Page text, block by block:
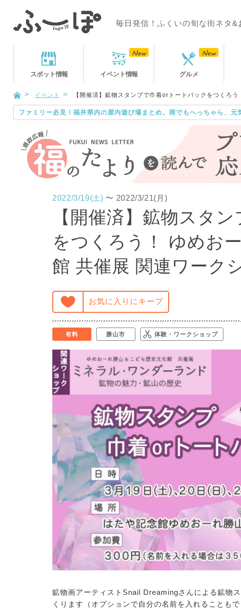
毎日発信！ふくいの旬な街ネタ&
スポット情報 イベント情報 グルメ
イベント 【開催済】鉱物スタンプで巾着orトートバックをつくろ
ファミリー必見！福井県内の屋内遊び場まとめ。雨でもへっちゃら、元
2022/3/19(土) 〜 2022/3/21(月)
【開催済】鉱物スタ
をつくろう！ ゆめお
館 共催展 関連ワーク
お気に入りにキープ
有料 勝山市 体験・ワークショップ
鉱物画アーティストSnail Dreamingさんによる鉱物
くります（オプションで自分の名前を入れることもで